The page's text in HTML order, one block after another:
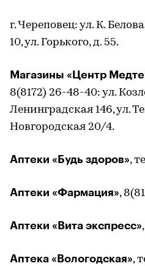
г. Череповец: ул. К.
10, ул. Горького, д. 55.
Магазины «Центр
8(8172) 26-48-40: ул.
Ленинградская 146, ул.
Новгородская 20/4.
Аптеки «Будь здоров»,
Аптеки «Фармация»,
Аптеки «Вита экспресс»
Аптека «Вологодская»,